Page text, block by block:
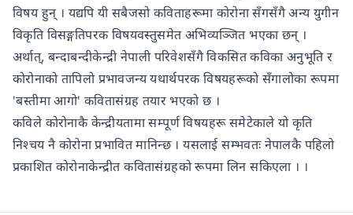
विषय हुन् । यद्यपि यी सबैजसो कविताहरूमा कोरोना सँगसँगै अन्य युगीन
विकृति विसङ्गतिपरक विषयवस्तुसमेत अभिव्यञ्जित भएका छन् ।
अर्थात्, बन्दाबन्दीकेन्द्री नेपाली परिवेशसँगै विकसित कविका अनुभूति र
कोरोनाको तापिलो प्रभावजन्य यथार्थपरक विषयहरूको सँगालोका रूपमा
'बस्तीमा आगो' कवितासंग्रह तयार भएको छ ।
कविले कोरोनाकै केन्द्रीयतामा सम्पूर्ण विषयहरू समेटेकाले यो कृति
निश्चय नै कोरोना प्रभावित मानिन्छ । यसलाई सम्भवतः नेपालकै पहिलो
प्रकाशित कोरोनाकेन्द्रीत कवितासंग्रहको रूपमा लिन सकिएला । ।